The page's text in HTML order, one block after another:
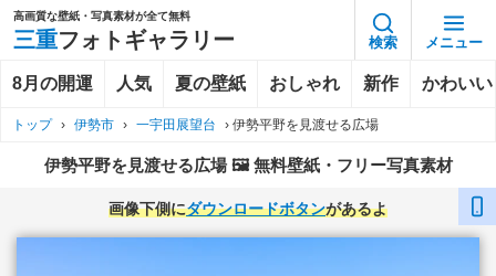
高画質な壁紙・写真素材が全て無料
三重フォトギャラリー 検索 メニュー
8月の開運 人気 夏の壁紙 おしゃれ 新作 かわいい
トップ › 伊勢市 › 一宇田展望台 › 伊勢平野を見渡せる広場
伊勢平野を見渡せる広場 🖼️ 無料壁紙・フリー写真素材
画像下側にダウンロードボタンがあるよ